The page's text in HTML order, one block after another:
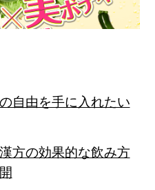
自由を手に入れたい
方の効果的な飲み方